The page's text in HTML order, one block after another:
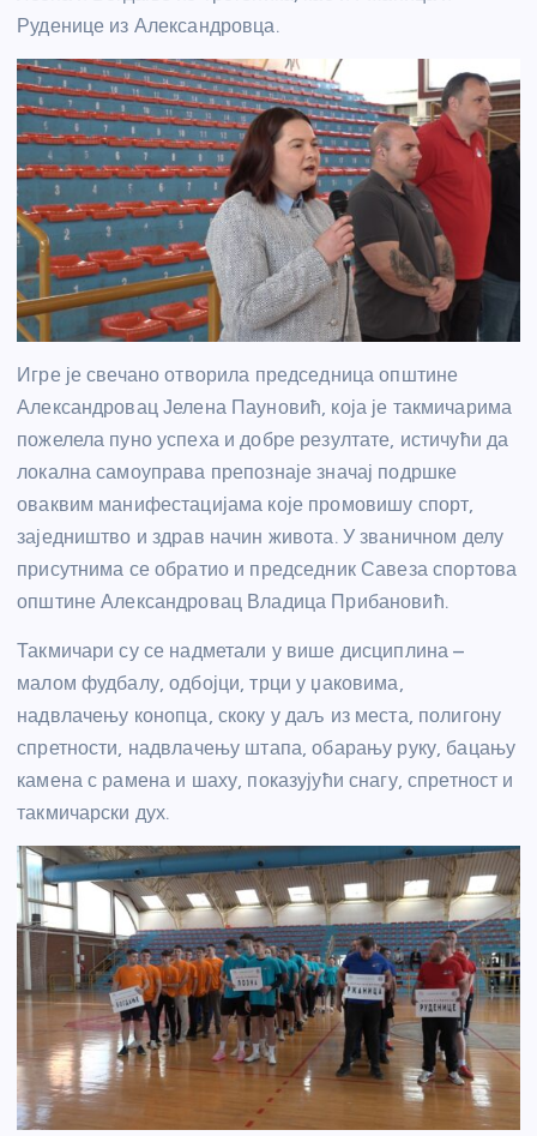
Руденице из Александровца.
Игре је свечано отворила председница општине
Александровац Јелена Пауновић, која је такмичарима
пожелела пуно успеха и добре резултате, истичући да
локална самоуправа препознаје значај подршке
оваквим манифестацијама које промовишу спорт,
заједништво и здрав начин живота. У званичном делу
присутнима се обратио и председник Савеза спортова
општине Александровац Владица Прибановић.
Такмичари су се надметали у више дисциплина –
малом фудбалу, одбојци, трци у џаковима,
надвлачењу конопца, скоку у даљ из места, полигону
спретности, надвлачењу штапа, обарању руку, бацању
камена с рамена и шаху, показујући снагу, спретност и
такмичарски дух.